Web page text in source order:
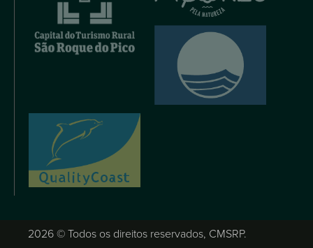
2026 © Todos os direitos reservados, CMSRP.